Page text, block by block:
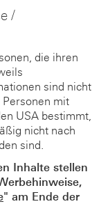
/
die ihren
sind nicht
mit
USA bestimmt,
nicht nach
sind.
Inhalte stellen
" am Ende der